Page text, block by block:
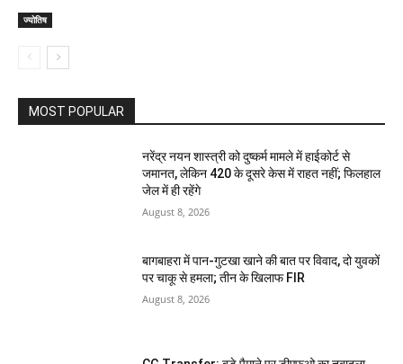
ज्योतिष
MOST POPULAR
नरेंद्र नयन शास्त्री को दुष्कर्म मामले में हाईकोर्ट से
जमानत, लेकिन 420 के दूसरे केस में राहत नहीं; फिलहाल
जेल में ही रहेंगे
August 8, 2026
बागबाहरा में पान-गुटखा खाने की बात पर विवाद, दो युवकों
पर चाकू से हमला; तीन के खिलाफ FIR
August 8, 2026